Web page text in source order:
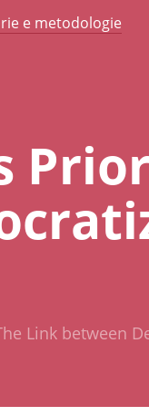
e metodologie
Link between